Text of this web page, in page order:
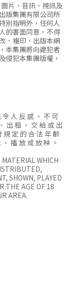
片、音訊、視訊及
版集團有限公司所
別指明外，任何人
的書面同意，不得
、複印、出版本網
本集團將向違犯者
侵犯本集團版權，
人 反 感 ， 不 可
出 租 、 交 給 或 出
規 定 的 合 法 年 齡
播 放 或 放 映 。
WHICH
SHOWN, PLAYED
THE AGE OF 18
AREA.